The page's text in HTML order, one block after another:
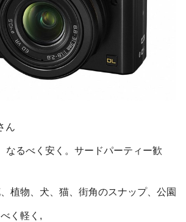
ん
なるべく安く。サードパーティー歓
植物、犬、猫、街角のスナップ、公園
く軽く,